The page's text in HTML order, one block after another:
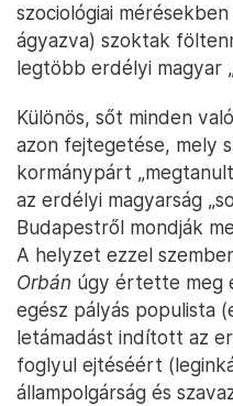
szociológiai
ágyazva) szoktak
legtöbb erdélyi magyar
Különös, sőt minden
azon fejtegetése, mely
kormánypárt
az erdélyi magyarság
Budapestről mondják
A helyzet ezzel
Orbán úgy értette meg
egész pályás populista
letámadást indított az
foglyul ejtéséért
állampolgárság és